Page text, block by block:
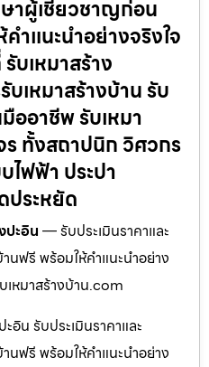
ษาผู้เชี่ยวชาญก่อน
ำแนะนำอย่างจริงใจ
บเหมาสร้าง
เหมาสร้างบ้าน รับ
ออาชีพ รับเหมา
ทั้งสถาปนิก วิศวกร
ไฟฟ้า ประปา
ประหยัด
ปะอิน— รับประเมินราคาและ
ฟรี พร้อมให้คำแนะนำอย่าง
เหมาสร้างบ้าน.com
อิน รับประเมินราคาและ
ฟรี พร้อมให้คำแนะนำอย่าง